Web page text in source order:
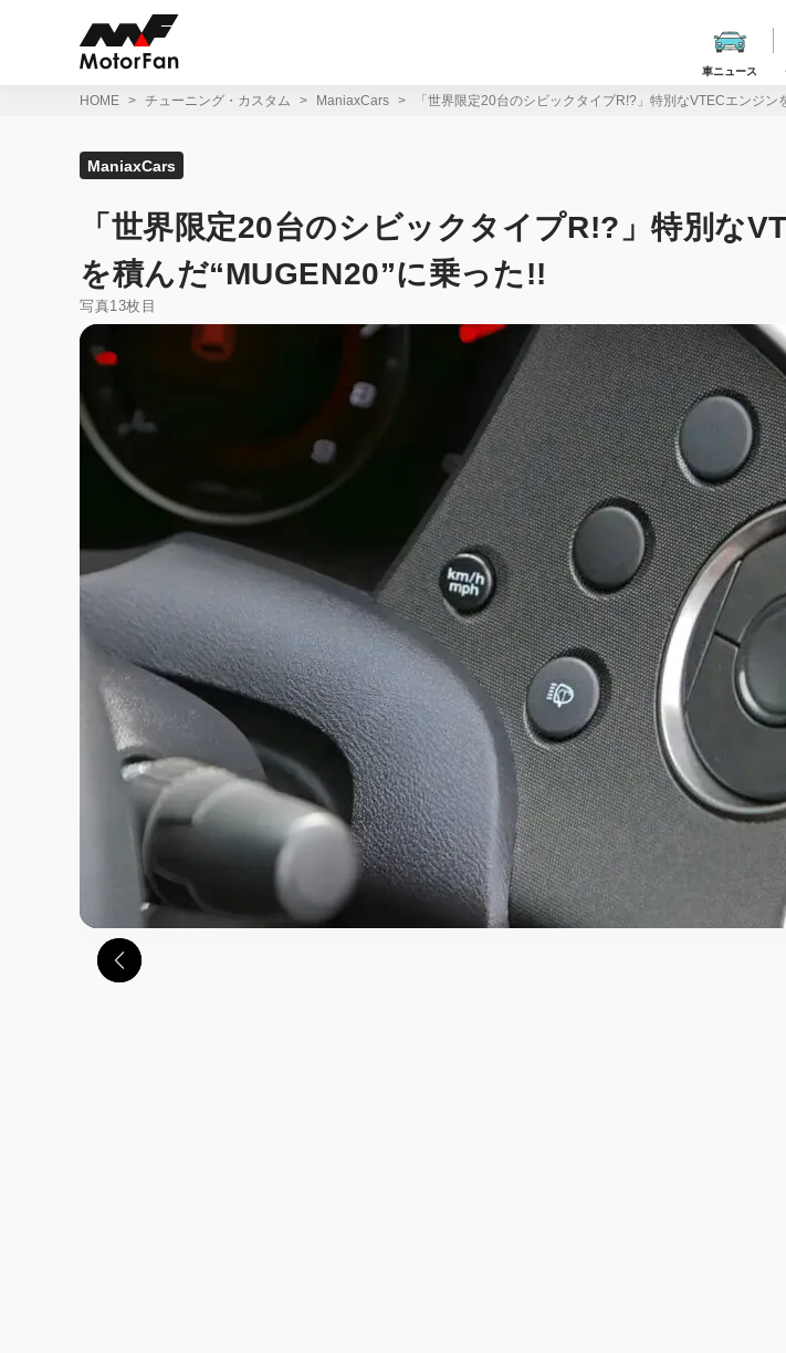
車ニュース
HOME チューニング・カスタム ManiaxCars 「世界限定20台のシビックタイプR!?」特別なVTECエンジン
ManiaxCars
「世界限定20台のシビックタイプR!?」特別な
を積んだ“MUGEN20”に乗った!!
写真13枚目